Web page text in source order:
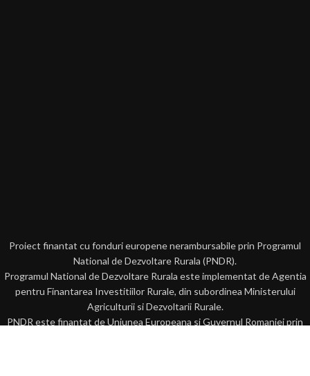
Proiect finantat cu fonduri europene nerambursabile prin Programul
National de Dezvoltare Rurala (PNDR).
Programul National de Dezvoltare Rurala este implementat de Agentia
pentru Finantarea Investitiilor Rurale, din subordinea Ministerului
Agriculturii si Dezvoltarii Rurale.
PNDR este finantat de Uniunea Europeana si Guvernul Romaniei prin